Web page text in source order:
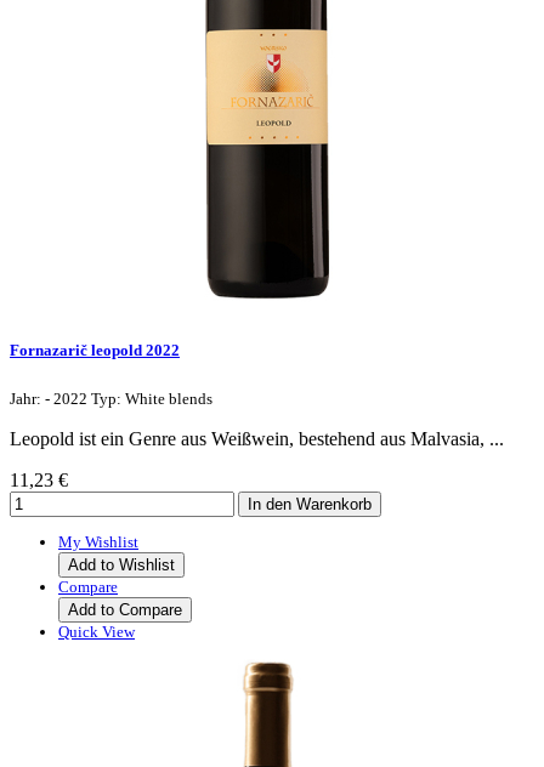
Fornazarič leopold 2022
Jahr: - 2022 Typ: White blends
Leopold ist ein Genre aus Weißwein, bestehend aus Malvasia, ...
11,23 €
My Wishlist
Add to Wishlist
Compare
Add to Compare
Quick View